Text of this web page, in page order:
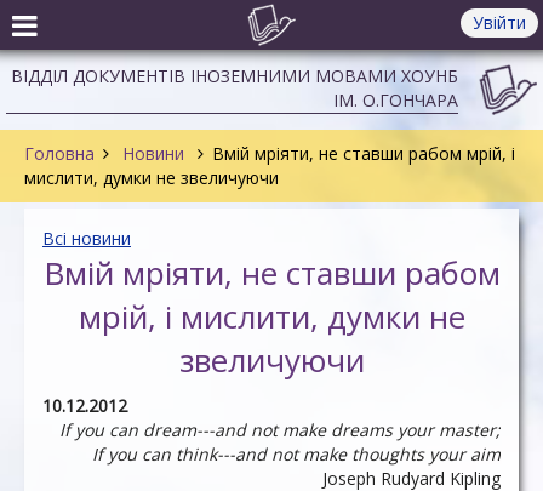
Увійти
ВІДДІЛ ДОКУМЕНТІВ ІНОЗЕМНИМИ МОВАМИ ХОУНБ
ІМ. О.ГОНЧАРА
Головна Новини
Вмій мріяти, не ставши рабом мрій, і
мислити, думки не звеличуючи
Всі новини
Вмій мріяти, не ставши рабом
мрій, і мислити, думки не
звеличуючи
10.12.2012
If you can dream---and not make dreams your master;
If you can think---and not make thoughts your aim
Joseph Rudyard Kipling